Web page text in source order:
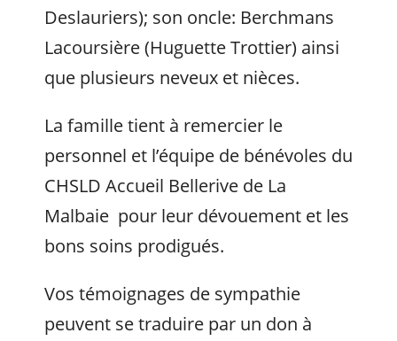
Deslauriers); son oncle: Berchmans
Lacoursière (Huguette Trottier) ainsi
que plusieurs neveux et nièces.
La famille tient à remercier le
personnel et l’équipe de bénévoles du
CHSLD Accueil Bellerive de La
Malbaie pour leur dévouement et les
bons soins prodigués.
Vos témoignages de sympathie
peuvent se traduire par un don à